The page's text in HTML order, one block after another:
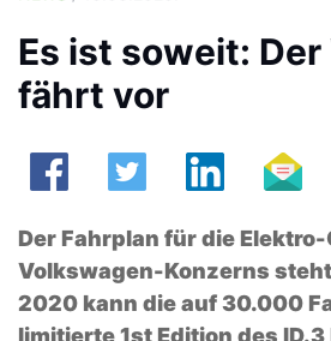
Es ist soweit: Der
fährt vor
Der Fahrplan für die
Volkswagen-Konzerns
2020 kann die auf 30.000